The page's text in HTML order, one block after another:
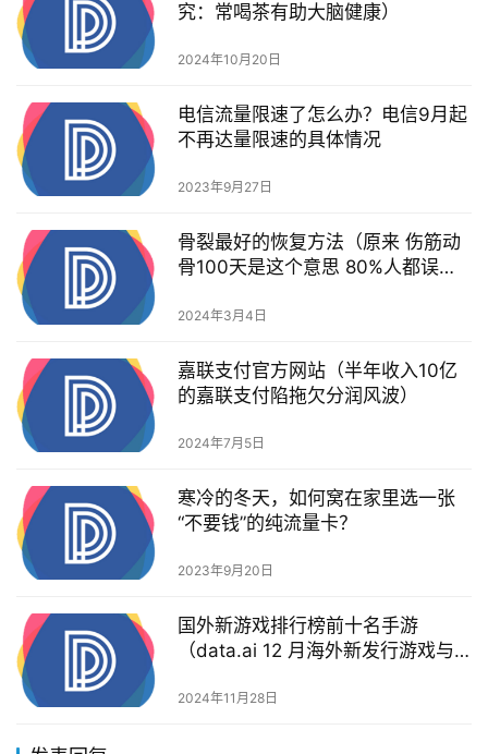
究：常喝茶有助大脑健康）
2024年10月20日
电信流量限速了怎么办？电信9月起
不再达量限速的具体情况
2023年9月27日
骨裂最好的恢复方法（原来 伤筋动
骨100天是这个意思 80%人都误会
2024年3月4日
嘉联支付官方网站（半年收入10亿
的嘉联支付陷拖欠分润风波）
2024年7月5日
寒冷的冬天，如何窝在家里选一张
“不要钱”的纯流量卡？
2023年9月20日
国外新游戏排行榜前十名手游
（data.ai 12 月海外新发行游戏与
下载量突破 100 万）
2024年11月28日